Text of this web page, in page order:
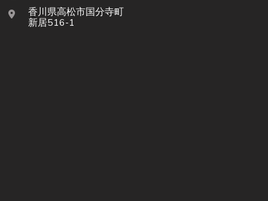
香川県高松市国分寺町
新居516-1